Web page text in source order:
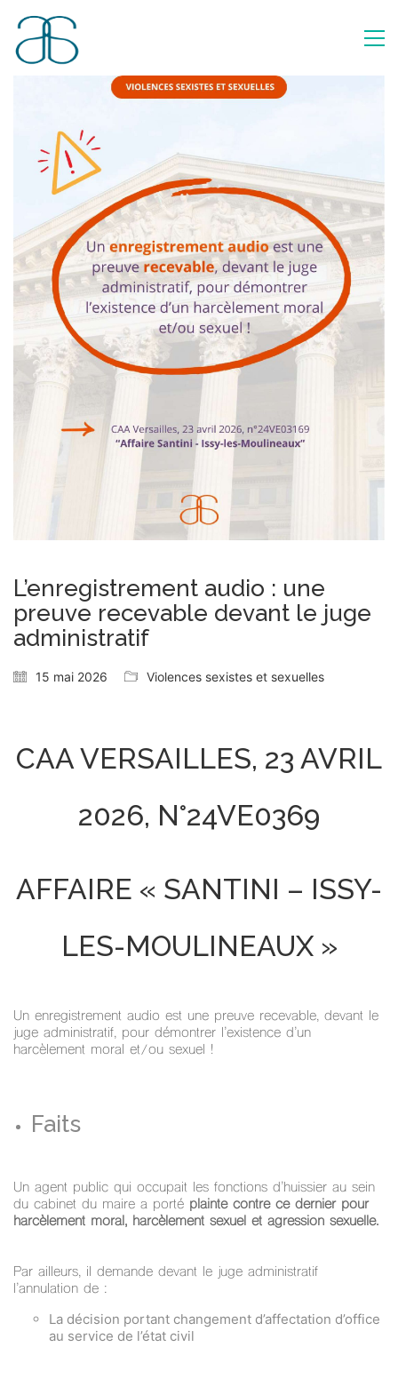
L’enregistrement audio : une
preuve recevable devant le juge
administratif
15 mai 2026 Violences sexistes et sexuelles
CAA VERSAILLES, 23 AVRIL
2026, N°24VE0369
AFFAIRE « SANTINI – ISSY-
LES-MOULINEAUX »
Un enregistrement audio est une preuve recevable, devant le
juge administratif, pour démontrer l’existence d’un
harcèlement moral et/ou sexuel !
Faits
Un agent public qui occupait les fonctions d’huissier au sein
du cabinet du maire a porté plainte contre ce dernier pour
harcèlement moral, harcèlement sexuel et agression sexuelle.
Par ailleurs, il demande devant le juge administratif
l’annulation de :
La décision portant changement d’affectation d’office
au service de l’état civil